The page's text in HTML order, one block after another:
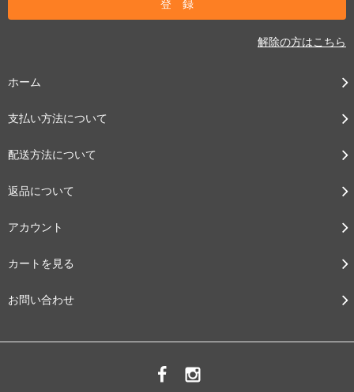
解除の方はこちら
ホーム
支払い方法について
配送方法について
返品について
アカウント
カートを見る
お問い合わせ